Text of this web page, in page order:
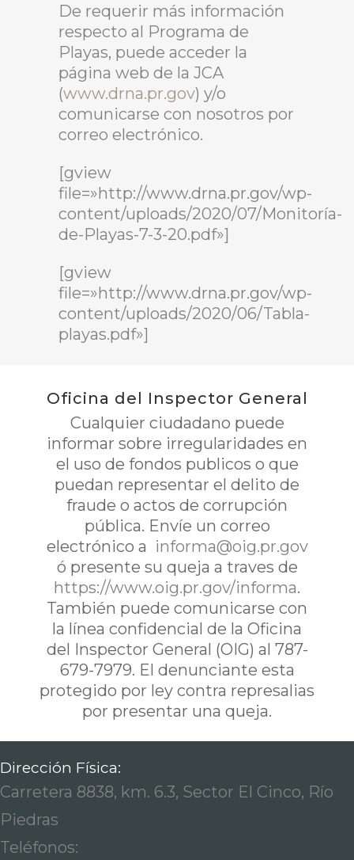
De requerir más información
respecto al Programa de
Playas, puede acceder la
página web de la JCA
(www.drna.pr.gov) y/o
comunicarse con nosotros por
correo electrónico.
[gview
file=»http://www.drna.pr.gov/wp-
content/uploads/2020/07/Monitoría-
de-Playas-7-3-20.pdf»]
[gview
file=»http://www.drna.pr.gov/wp-
content/uploads/2020/06/Tabla-
playas.pdf»]
Oficina del Inspector General
Cualquier ciudadano puede
informar sobre irregularidades en
el uso de fondos publicos o que
puedan representar el delito de
fraude o actos de corrupción
pública. Envíe un correo
electrónico a informa@oig.pr.gov
ó presente su queja a traves de
https://www.oig.pr.gov/informa.
También puede comunicarse con
la línea confidencial de la Oficina
del Inspector General (OIG) al 787-
679-7979. El denunciante esta
protegido por ley contra represalias
por presentar una queja.
Dirección Física:
Carretera 8838, km. 6.3, Sector El Cinco, Río
Piedras
Teléfonos: